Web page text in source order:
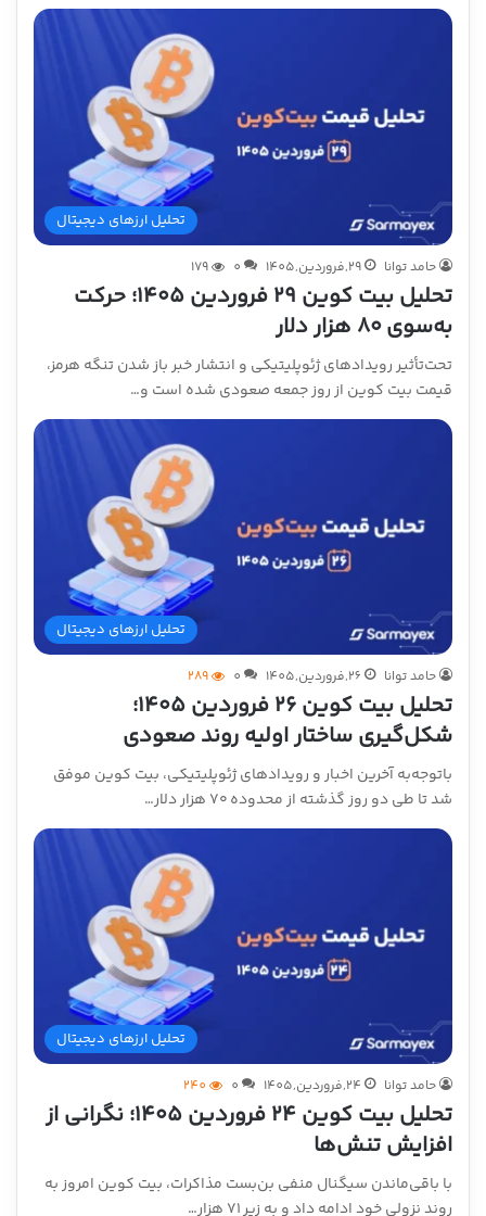
تحلیل ارزهای دیجیتال
حامد توانا 29,فروردین,1405 0
179
تحلیل بیت کوین ۲۹ فروردین ۱۴۰۵؛ حرکت
به‌سوی ۸۰ هزار دلار
تحت‌تأثیر رویدادهای ژئوپلیتیکی و انتشار خبر باز شدن تنگه هرمز،
قیمت بیت کوین از روز جمعه صعودی شده است و…
تحلیل ارزهای دیجیتال
حامد توانا 26,فروردین,1405 0
289
تحلیل بیت کوین ۲۶ فروردین ۱۴۰۵؛
شکل‌گیری ساختار اولیه روند صعودی
باتوجه‌به آخرین اخبار و رویدادهای ژئوپلیتیکی، بیت کوین موفق
شد تا طی دو روز گذشته از محدوده ۷۰ هزار دلار…
تحلیل ارزهای دیجیتال
حامد توانا 24,فروردین,1405 0
240
تحلیل بیت کوین ۲۴ فروردین ۱۴۰۵؛ نگرانی از
افزایش تنش‌ها
با باقی‌ماندن سیگنال منفی بن‌بست مذاکرات، بیت کوین امروز به
روند نزولی خود ادامه داد و به زیر ۷۱ هزار…